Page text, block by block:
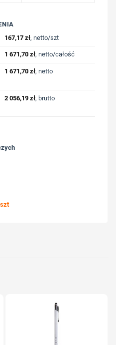
167,17 zł, netto/szt
1 671,70 zł, netto/całość
1 671,70 zł, netto
2 056,19 zł, brutto